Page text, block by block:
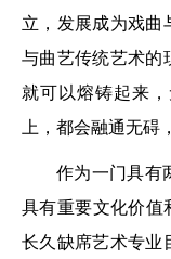
立，发展成为戏曲
与曲艺传统艺术的
就可以熔铸起来
上，都会融通无碍
作为一门具有
具有重要文化价值
长久缺席艺术专业